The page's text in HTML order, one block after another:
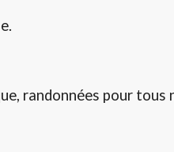
randonnées pour tous